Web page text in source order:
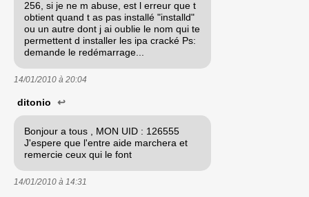
256, si je ne m abuse, est l erreur que t
obtient quand t as pas installé "installd"
ou un autre dont j ai oublie le nom qui te
permettent d installer les ipa cracké Ps:
demande le redémarrage...
14/01/2010 à 20:04
ditonio ↩
Bonjour a tous , MON UID : 126555
J'espere que l'entre aide marchera et
remercie ceux qui le font
14/01/2010 à 14:31